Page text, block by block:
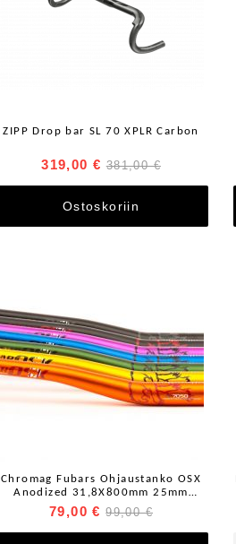
ZIPP Drop bar SL 70 XPLR Carbon
319,00 € 381,00 €
Ostoskoriin
Chromag Fubars Ohjaustanko OSX
Anodized 31,8X800mm 25mm
nousulla
79,00 € 99,00 €